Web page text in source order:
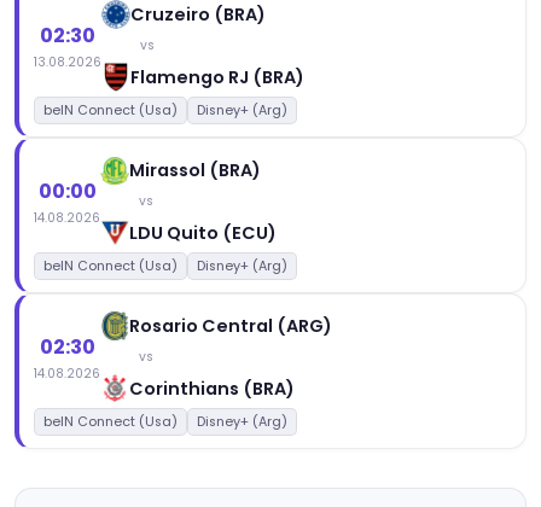
02:30
13.08.2026
Cruzeiro (BRA)
vs
Flamengo RJ (BRA)
beIN Connect (Usa) Disney+ (Arg)
00:00
14.08.2026
Mirassol (BRA)
vs
LDU Quito (ECU)
beIN Connect (Usa) Disney+ (Arg)
02:30
14.08.2026
Rosario Central (ARG)
vs
Corinthians (BRA)
beIN Connect (Usa) Disney+ (Arg)